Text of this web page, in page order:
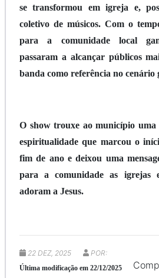
se transformou em igreja e,
coletivo de músicos. Com o
para a comunidade local
passaram a alcançar públicos
banda como referência no cenário
O show trouxe ao município uma
espiritualidade que marcou o
fim de ano e deixou uma
para a comunidade as igrejas
adoram a Jesus.
22 DEZ, 2025 POR:
Última modificação em 22/12/2025